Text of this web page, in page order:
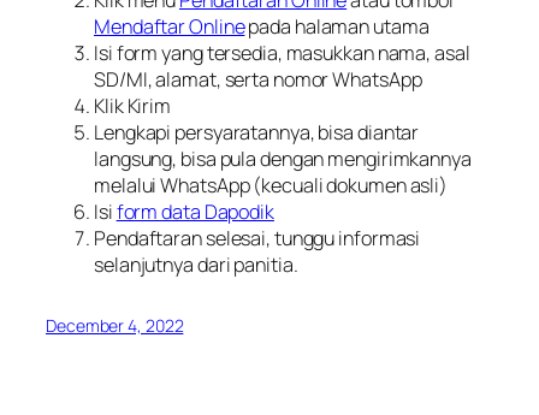
Mendaftar Onlinepada halaman utama
Isi form yang tersedia, masukkan nama, asal
SD/MI, alamat, serta nomor WhatsApp
Klik Kirim
Lengkapi persyaratannya, bisa diantar
langsung, bisa pula dengan mengirimkannya
melalui WhatsApp (kecuali dokumen asli)
Isiform data Dapodik
Pendaftaran selesai, tunggu informasi
selanjutnya dari panitia.
December 4, 2022